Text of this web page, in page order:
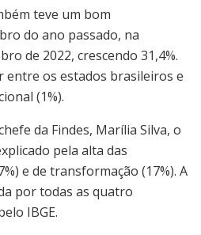
teve um bom
do ano passado, na
de 2022, crescendo 31,4%.
os estados brasileiros e
(1%).
da Findes, Marília Silva, o
pela alta das
e de transformação (17%). A
por todas as quatro
IBGE.